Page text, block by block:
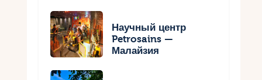
Научный центр
Petrosains —
Малайзия